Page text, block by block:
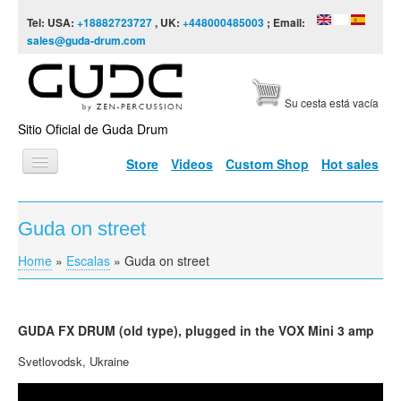
Tel: USA: +18882723727, UK: +448000485003 ; Email:
sales@guda-drum.com
Sitio Oficial de Guda Drum
Su cesta está vacía
Store Videos Custom Shop Hot sales
INICIO
TIPOS DE GUDA
DISEÑOS
INFORMACIÓN
VÍDEOS
Guda on street
You are here
Home » Escalas » Guda on street
GUDA FX DRUM (old type), plugged in the VOX Mini 3 amp
Svetlovodsk, Ukraine